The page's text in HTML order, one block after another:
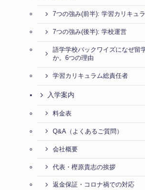
7つの強み(前半): 学習カリキュ
7つの強み(後半): 学校運営
語学学校バックワイズになぜ留
か。6つの理由
学習カリキュラム総責任者
入学案内
料金表
Q&A（よくあるご質問）
会社概要
代表・樫原貴志の挨拶
返金保証・コロナ禍での対応